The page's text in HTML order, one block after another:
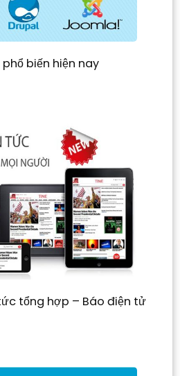
biến hiện nay
tổng hợp – Báo điện tử